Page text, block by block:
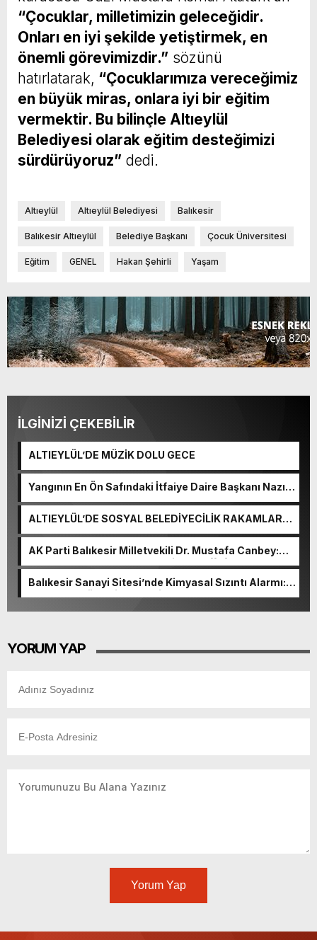
“Çocuklar, milletimizin geleceğidir.
Onları en iyi şekilde yetiştirmek, en
önemli görevimizdir.” sözünü
hatırlatarak, “Çocuklarımıza vereceğimiz
en büyük miras, onlara iyi bir eğitim
vermektir. Bu bilinçle Altıeylül
Belediyesi olarak eğitim desteğimizi
sürdürüyoruz” dedi.
Altıeylül Altıeylül Belediyesi Balıkesir
Balıkesir Altıeylül Belediye Başkanı Çocuk Üniversitesi
Eğitim GENEL Hakan Şehirli Yaşam
İLGİNİZİ ÇEKEBİLİR
ALTIEYLÜL’DE MÜZİK DOLU GECE
Yangının En Ön Safındaki İtfaiye Daire Başkanı Nazım
ALTIEYLÜL’DE SOSYAL BELEDİYECİLİK RAKAMLARA
AK Parti Balıkesir Milletvekili Dr. Mustafa Canbey:
“Medyanın varlığı, demokratik ve şeffaf toplumun
Balıkesir Sanayi Sitesi’nde Kimyasal Sızıntı Alarmı:
52. Sokak Güvenlik Nedeniyle Boşaltıldı
YORUM YAP
Yorum Yap